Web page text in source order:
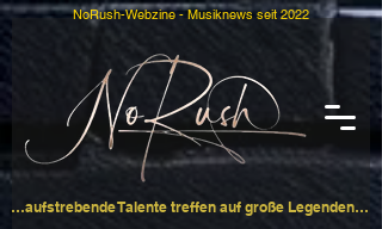
…aufstrebende Talente treffen auf große Legenden…
NoRush-Webzine - Musiknews seit 2022